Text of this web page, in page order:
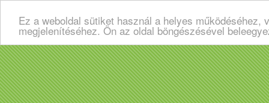
Ez a weboldal sütiket használ a helyes
megjelenítéséhez. Ön az oldal böngészésével